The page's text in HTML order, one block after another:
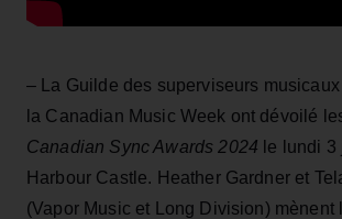
– La Guilde des superviseurs
la Canadian Music Week ont dévoilé
Canadian Sync Awards 2024 le lundi
Harbour Castle. Heather Gardner et
(Vapor Music et Long Division) mènent